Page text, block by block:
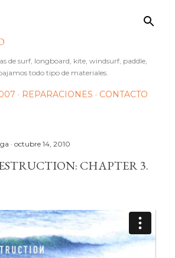
de surf, longboard, kite, windsurf, paddle,
todo tipo de materiales.
REPARACIONES CONTACTO
octubre 14, 2010
CHAPTER 3.